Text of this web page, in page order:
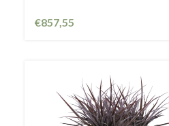
€857,55